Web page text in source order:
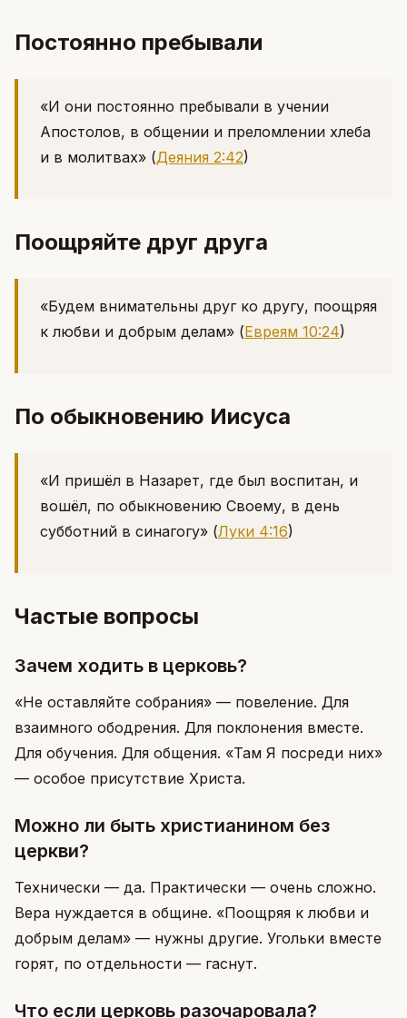
Постоянно пребывали
«И они постоянно пребывали в учении
Апостолов, в общении и преломлении хлеба
и в молитвах» (Деяния 2:42)
Поощряйте друг друга
«Будем внимательны друг ко другу, поощряя
к любви и добрым делам» (Евреям 10:24)
По обыкновению Иисуса
«И пришёл в Назарет, где был воспитан, и
вошёл, по обыкновению Своему, в день
субботний в синагогу» (Луки 4:16)
Частые вопросы
Зачем ходить в церковь?
«Не оставляйте собрания» — повеление. Для
взаимного ободрения. Для поклонения вместе.
Для обучения. Для общения. «Там Я посреди них»
— особое присутствие Христа.
Можно ли быть христианином без
церкви?
Технически — да. Практически — очень сложно.
Вера нуждается в общине. «Поощряя к любви и
добрым делам» — нужны другие. Угольки вместе
горят, по отдельности — гаснут.
Что если церковь разочаровала?